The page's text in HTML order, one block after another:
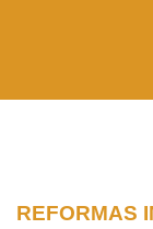
REFORMAS